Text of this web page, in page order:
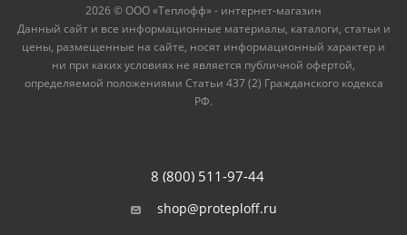
2026 © ООО «Теплофф» - интернет-магазин
Данный сайт и все информационные материалы, каталоги, статьи и
цены, размещенные на сайте, носят информационный характер и
ни при каких условиях не является публичной офертой,
определяемой положениями Статьи 437 (2) Гражданского кодекса
РФ.
8 (800) 511-97-44
shop@proteploff.ru